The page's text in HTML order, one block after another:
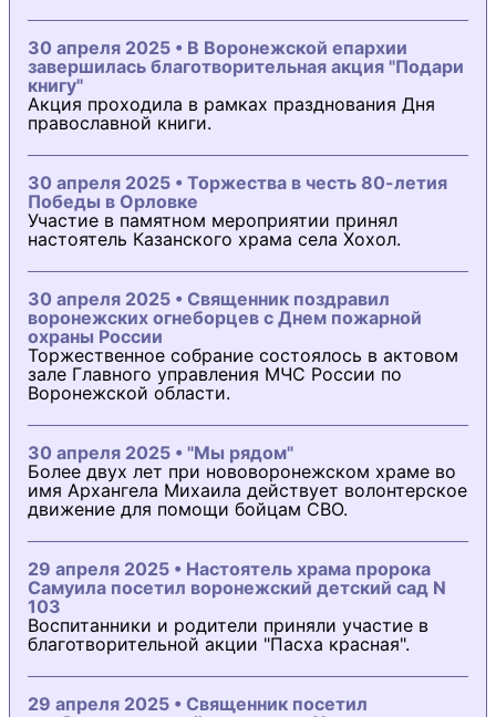
30 апреля 2025 • В Воронежской епархии
завершилась благотворительная акция "Подари
книгу"
Акция проходила в рамках празднования Дня
православной книги.
30 апреля 2025 • Торжества в честь 80-летия
Победы в Орловке
Участие в памятном мероприятии принял
настоятель Казанского храма села Хохол.
30 апреля 2025 • Священник поздравил
воронежских огнеборцев с Днем пожарной
охраны России
Торжественное собрание состоялось в актовом
зале Главного управления МЧС России по
Воронежской области.
30 апреля 2025 • "Мы рядом"
Более двух лет при нововоронежском храме во
имя Архангела Михаила действует волонтерское
движение для помощи бойцам СВО.
29 апреля 2025 • Настоятель храма пророка
Самуила посетил воронежский детский сад N
103
Воспитанники и родители приняли участие в
благотворительной акции "Пасха красная".
29 апреля 2025 • Священник посетил